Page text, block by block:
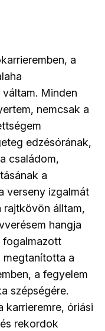
a
Minden
nemcsak a
edzésórának,
családom,
a
verseny izgalmát
rajtkövön álltam,
hangja
fogalmazott
megtanította a
a fegyelem
szépségére.
karrieremre, óriási
rekordok